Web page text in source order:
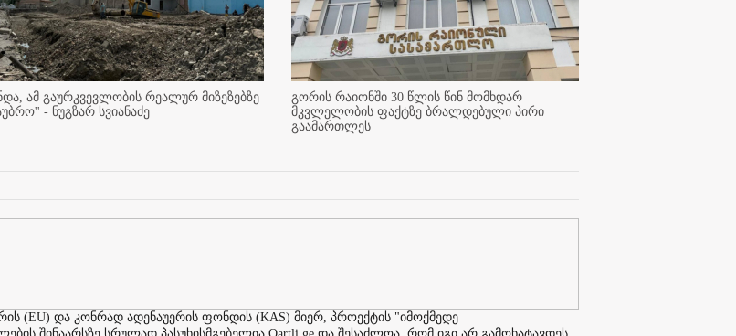
ამ გაურკვევლობის რეალურ მიზეზებზე
- ნუგზარ სვიანაძე
გორის რაიონში 30 წლის წინ მომხდარ
მკვლელობის ფაქტზე ბრალდებული პირი
გაამართლეს
(EU) და კონრად ადენაუერის ფონდის (KAS) მიერ, პროექტის "იმოქმედე